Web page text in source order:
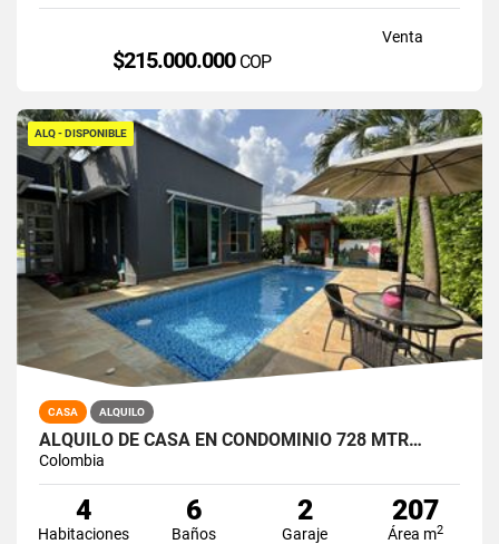
Venta
$215.000.000 COP
ALQ - DISPONIBLE
CASA ALQUILO
ALQUILO DE CASA EN CONDOMINIO 728 MTR…
Colombia
4
Habitaciones
6
Baños
2
Garaje
207
Área m2